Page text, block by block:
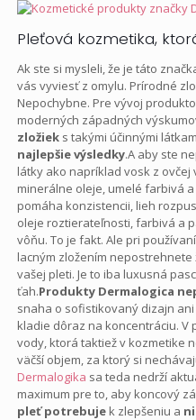
Pleťová kozmetika,
Ak ste si mysleli, že je táto
vás vyviesť z omylu. Prírodné
Nepochybne. Pre vývoj
moderných západných
zložiek s takými účinnými
najlepšie výsledky.A aby ste
látky ako napríklad vosk z ovčej
minerálne oleje, umelé farbivá
pomáha konzistencii, lieh
oleje roztierateľnosti, farbivá a
vôňu. To je fakt. Ale pri
lacným zložením
vašej pleti. Je to iba luxusná
ťah.Produkty Dermalogica
snaha o sofistikovaný dizajn
kladie dôraz na koncentráciu. V
vody, ktorá taktiež v kozmetike
väčší objem, za ktorý si
Dermalogika sa teda nedrží
maximum pre to, aby koncový
pleť potrebuje k zlepšeniu a